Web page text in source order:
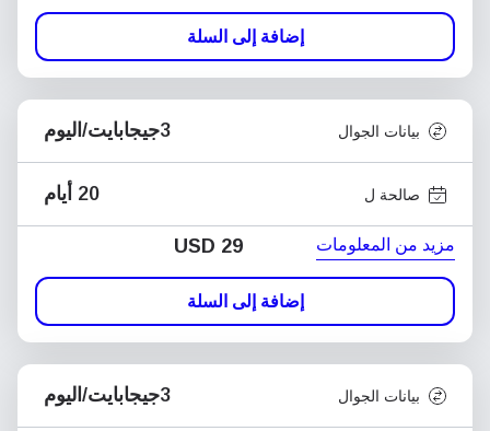
إضافة إلى السلة
بيانات الجوال 3جيجابايت/اليوم
صالحة ل 20 أيام
مزيد من المعلومات USD 29
إضافة إلى السلة
بيانات الجوال 3جيجابايت/اليوم